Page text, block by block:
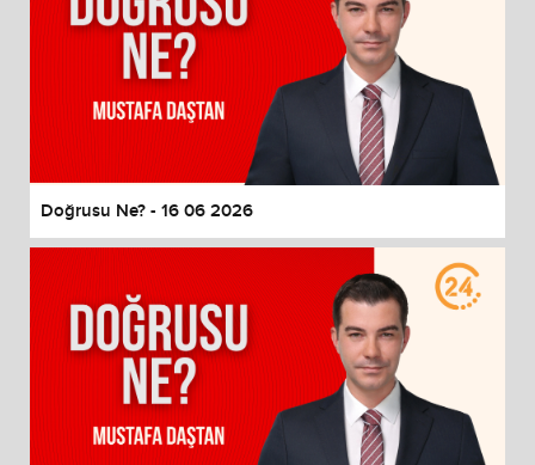
Doğrusu Ne? - 16 06 2026